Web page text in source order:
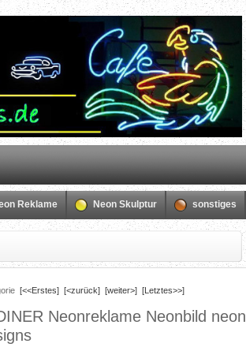
Reklame Neon Skulptur sonstiges
[<<Erstes] [<zurück] [weiter>] [Letztes>>]
Neonreklame Neonbild neon